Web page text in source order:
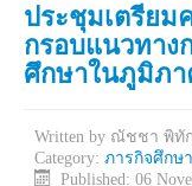
ประชุมเตรีย
กรอบแนวทาง
ศึกษาในภูมิภา
Written by ณัชชา พิทั
Category: ภารกิจศึกษ
Published: 06